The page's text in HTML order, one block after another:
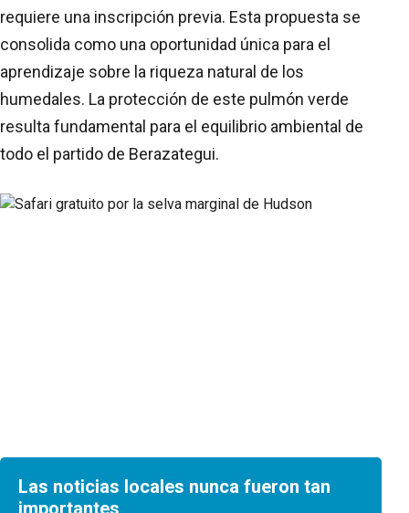
requiere una inscripción previa. Esta propuesta se
consolida como una oportunidad única para el
aprendizaje sobre la riqueza natural de los
humedales. La protección de este pulmón verde
resulta fundamental para el equilibrio ambiental de
todo el partido de Berazategui.
Las noticias locales nunca fueron tan
importantes